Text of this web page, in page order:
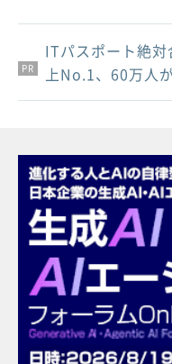
PR
PR
PR
ITパスポート絶
上No.1、60万人